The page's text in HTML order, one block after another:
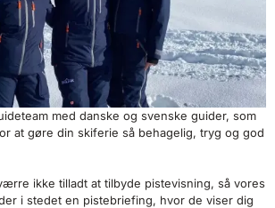
med danske og svenske guider, som
at gøre din skiferie så behagelig, tryg og god
ikke tilladt at tilbyde pistevisning, så vores
i stedet en pistebriefing, hvor de viser dig